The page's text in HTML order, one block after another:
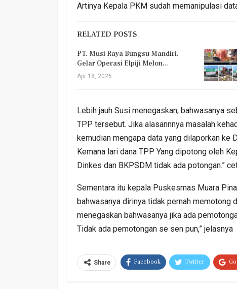
Artinya Kepala PKM sudah memanipulasi
RELATED POSTS
PT. Musi Raya Bungsu Mandiri.
Gelar Operasi Elpiji Melon…
Apr 18, 2026
Lebih jauh Susi menegaskan, bahwasanya
TPP tersebut. Jika alasannnya masalah
kemudian mengapa data yang dilaporkan ke
Kemana lari dana TPP Yang dipotong oleh
Dinkes dan BKPSDM tidak ada potongan.”
Sementara itu kepala Puskesmas Muara
bahwasanya dirinya tidak pernah memotong
menegaskan bahwasanya jika ada
Tidak ada pemotongan se sen pun,”
Share Facebook Twitter